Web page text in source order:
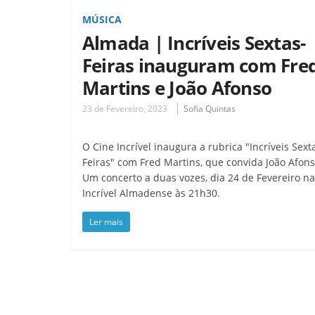
MÚSICA
Almada | Incríveis Sextas-
Feiras inauguram com
Martins e João Afonso
23 de Fevereiro, 2023 Sofia Quintas
O Cine Incrível inaugura a rubrica "Incríveis
Feiras" com Fred Martins, que convida João
Um concerto a duas vozes, dia 24 de Fevereiro na
Incrível Almadense às 21h30.
Ler mais